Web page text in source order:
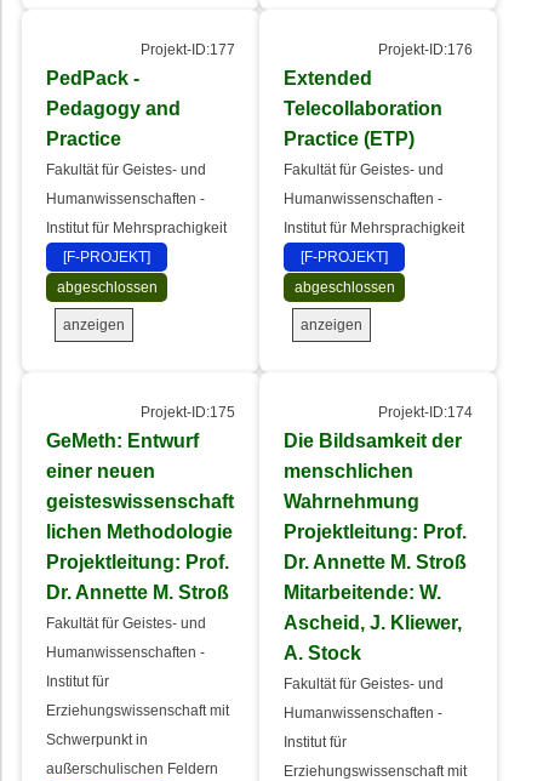
Projekt-ID:177
PedPack -
Pedagogy and
Practice
Fakultät für Geistes- und
Humanwissenschaften -
Institut für Mehrsprachigkeit
[F-PROJEKT]
abgeschlossen
anzeigen
Projekt-ID:176
Extended
Telecollaboration
Practice (ETP)
Fakultät für Geistes- und
Humanwissenschaften -
Institut für Mehrsprachigkeit
[F-PROJEKT]
abgeschlossen
anzeigen
Projekt-ID:175
GeMeth: Entwurf
einer neuen
geisteswissenschaft
lichen Methodologie
Projektleitung: Prof.
Dr. Annette M. Stroß
Fakultät für Geistes- und
Humanwissenschaften -
Institut für
Erziehungswissenschaft mit
Schwerpunkt in
außerschulischen Feldern
Projekt-ID:174
Die Bildsamkeit der
menschlichen
Wahrnehmung
Projektleitung: Prof.
Dr. Annette M. Stroß
Mitarbeitende: W.
Ascheid, J. Kliewer,
A. Stock
Fakultät für Geistes- und
Humanwissenschaften -
Institut für
Erziehungswissenschaft mit